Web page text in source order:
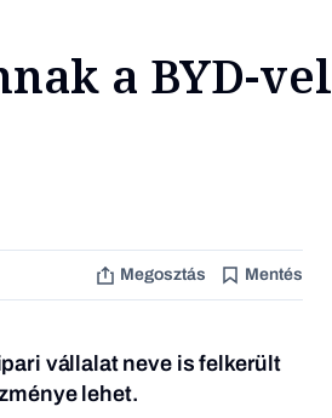
a BYD-vel
Megosztás Mentés
vállalat neve is felkerült
lehet.